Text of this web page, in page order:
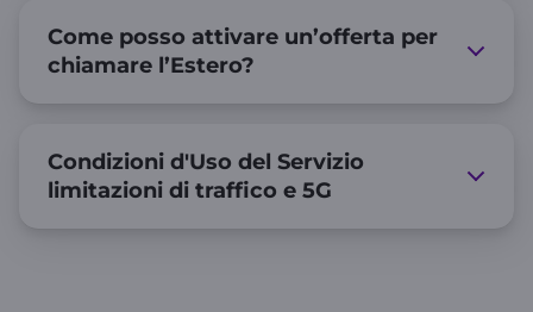
Come posso attivare un’offerta per
chiamare l’Estero?
Condizioni d'Uso del Servizio
limitazioni di traffico e 5G